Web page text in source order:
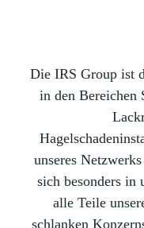
Die IRS Group ist
in den Bereichen
unseres
sich besonders in
alle Teile
schlanken